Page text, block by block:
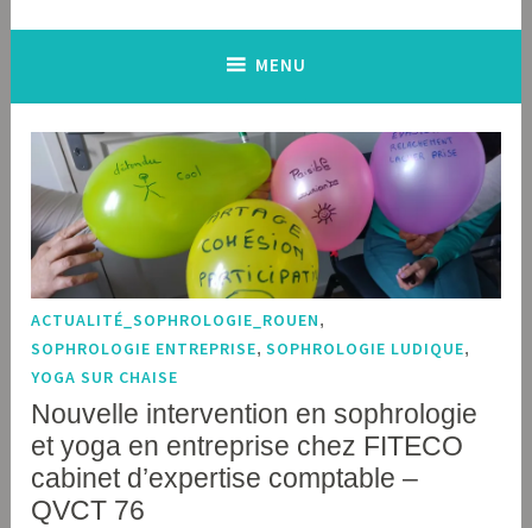
MENU
ACTUALITÉ_SOPHROLOGIE_ROUEN,
SOPHROLOGIE ENTREPRISE,SOPHROLOGIE LUDIQUE,
YOGA SUR CHAISE
Nouvelle intervention en sophrologie
et yoga en entreprise chez FITECO
cabinet d’expertise comptable –
QVCT 76